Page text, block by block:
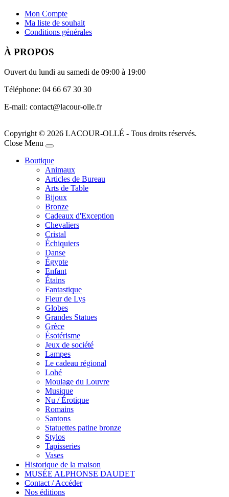
Mon Compte
Ma liste de souhait
Conditions générales
À PROPOS
Ouvert du lundi au samedi de 09:00 à 19:00
Téléphone: 04 66 67 30 30
E-mail: contact@lacour-olle.fr
Copyright © 2026 LACOUR-OLLÉ - Tous droits réservés.
Joomla! 3 Templates
Close Menu
Boutique
Animaux
Articles de Bureau
Arts de Table
Bijoux
Bronze
Cadeaux d'Exception
Chevaliers
Cristal
Échiquiers
Danse
Égypte
Enfant
Étains
Fantastique
Fleur de Lys
Globes
Grandes Statues
Grèce
Ésotérisme
Jeux de société
Lampes
Le cadeau régional
Lohé
Moulage du Louvre
Musique
Nu / Érotique
Romains
Santons
Statuettes patine bronze
Stylos
Tapisseries
Vases
Historique de la maison
MUSÉE ALPHONSE DAUDET
Contact / Accéder
Nos éditions